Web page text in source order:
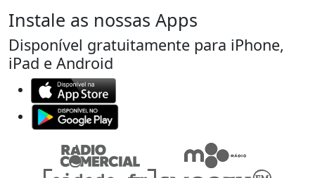
Instale as nossas Apps
Disponível gratuitamente para iPhone,
iPad e Android